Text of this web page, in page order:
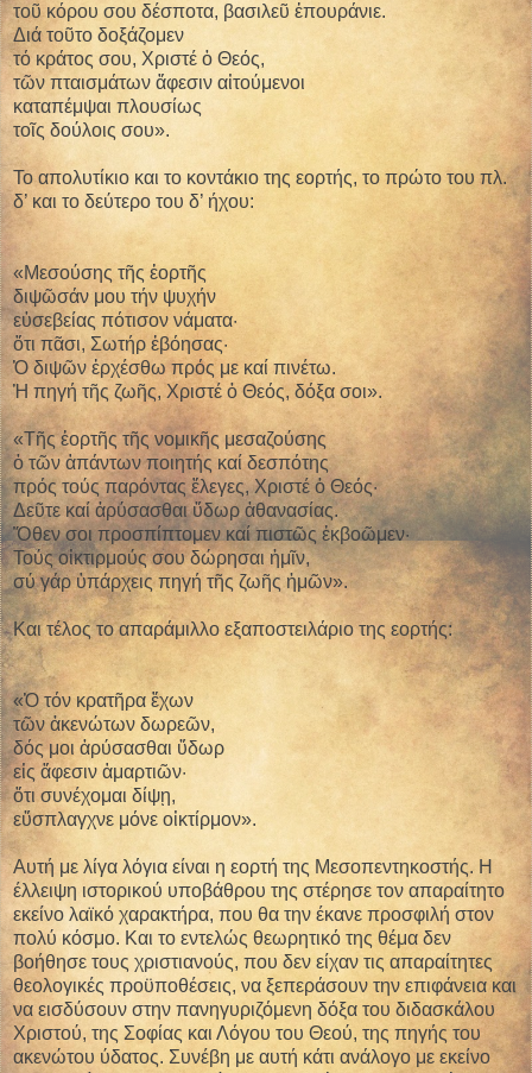
τοῦ κόρου σου δέσποτα, βασιλεῦ ἐπουράνιε.
Διά τοῦτο δοξάζομεν
τό κράτος σου, Χριστέ ὁ Θεός,
τῶν πταισμάτων ἄφεσιν αἰτούμενοι
καταπέμψαι πλουσίως
τοῖς δούλοις σου».
Το απολυτίκιο και το κοντάκιο της εορτής, το πρώτο του πλ.
δ’ και το δεύτερο του δ’ ήχου:
«Μεσούσης τῆς ἑορτῆς
διψῶσάν μου τήν ψυχήν
εὐσεβείας πότισον νάματα·
ὅτι πᾶσι, Σωτήρ ἐβόησας·
Ὁ διψῶν ἐρχέσθω πρός με καί πινέτω.
Ἡ πηγή τῆς ζωῆς, Χριστέ ὁ Θεός, δόξα σοι».
«Τῆς ἑορτῆς τῆς νομικῆς μεσαζούσης
ὁ τῶν ἁπάντων ποιητής καί δεσπότης
πρός τούς παρόντας ἔλεγες, Χριστέ ὁ Θεός·
Δεῦτε καί ἀρύσασθαι ὕδωρ ἀθανασίας.
Ὅθεν σοι προσπίπτομεν καί πιστῶς ἐκβοῶμεν·
Τούς οἰκτιρμούς σου δώρησαι ἡμῖν,
σύ γάρ ὑπάρχεις πηγή τῆς ζωῆς ἡμῶν».
Και τέλος το απαράμιλλο εξαποστειλάριο της εορτής:
«Ὁ τόν κρατῆρα ἔχων
τῶν ἀκενώτων δωρεῶν,
δός μοι ἀρύσασθαι ὕδωρ
εἰς ἄφεσιν ἁμαρτιῶν·
ὅτι συνέχομαι δίψῃ,
εὔσπλαγχνε μόνε οἰκτίρμον».
Αυτή με λίγα λόγια είναι η εορτή της Μεσοπεντηκοστής. Η
έλλειψη ιστορικού υποβάθρου της στέρησε τον απαραίτητο
εκείνο λαϊκό χαρακτήρα, που θα την έκανε προσφιλή στον
πολύ κόσμο. Και το εντελώς θεωρητικό της θέμα δεν
βοήθησε τους χριστιανούς, που δεν είχαν τις απαραίτητες
θεολογικές προϋποθέσεις, να ξεπεράσουν την επιφάνεια και
να εισδύσουν στην πανηγυριζόμενη δόξα του διδασκάλου
Χριστού, της Σοφίας και Λόγου του Θεού, της πηγής του
ακενώτου ύδατος. Συνέβη με αυτή κάτι ανάλογο με εκείνο